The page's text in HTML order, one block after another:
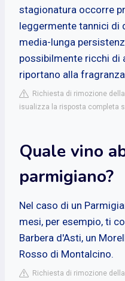
stagionatura occorre
leggermente tannici di
media-lunga
possibilmente ricchi di
riportano alla
Richiesta di rimozione
isualizza la risposta completa
Quale vino
parmigiano?
Nel caso di un
mesi, per esempio, ti
Barbera d'Asti, un
Rosso di Montalcino.
Richiesta di rimozione